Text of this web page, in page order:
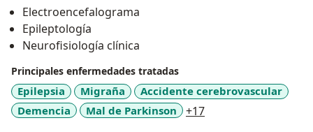
Electroencefalograma
Epileptología
Neurofisiología clínica
Principales enfermedades tratadas
Epilepsia Migraña
Accidente cerebrovascular
Demencia
Mal de Parkinson +17